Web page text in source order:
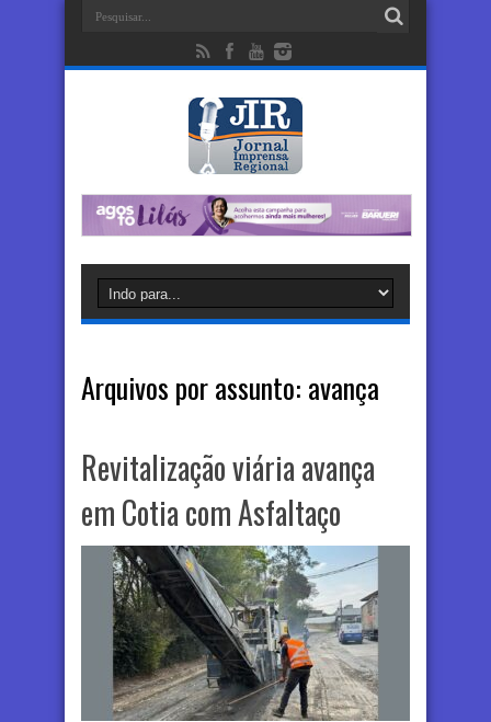
Arquivos por assunto: avança
Revitalização viária avança
em Cotia com Asfaltaço